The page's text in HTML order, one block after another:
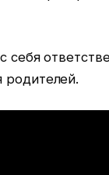
себя